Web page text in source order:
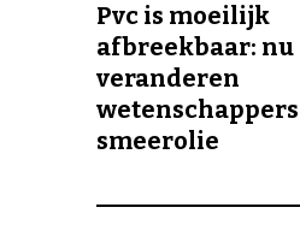
Pvc is moeilijk
afbreekbaar: nu
veranderen
smeerolie